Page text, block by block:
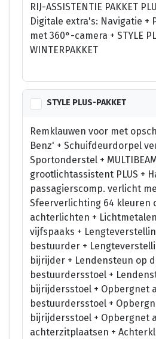
RIJ-ASSISTENTIE PAKKET
Digitale extra's: Navigatie +
met 360°-camera + STYLE
WINTERPAKKET
STYLE PLUS-PAKKET
Remklauwen voor met
Benz' + Schuifdeurdorpel
Sportonderstel +
grootlichtassistent PLUS +
passagierscomp. verlicht
Sfeerverlichting 64 kleuren
achterlichten + Lichtmetalen
vijfspaaks +
bestuurder +
bijrijder + Lendensteun op
bestuurdersstoel +
bijrijdersstoel + Opbergnet
bestuurdersstoel +
bijrijdersstoel + Opbergnet
achterzitplaatsen +